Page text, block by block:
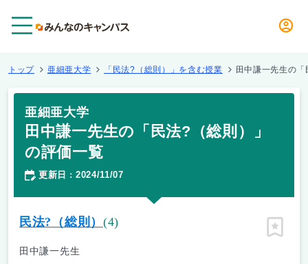
トップ 亜細亜大学 「民法?（総則）」を含む授業 田中謙一先生の
亜細亜大学
田中謙一先生の「民法?（総則）」
の評価一覧
更新日 ： 2024/11/07
民法?（総則） (4)
田中謙一先生
ピン留